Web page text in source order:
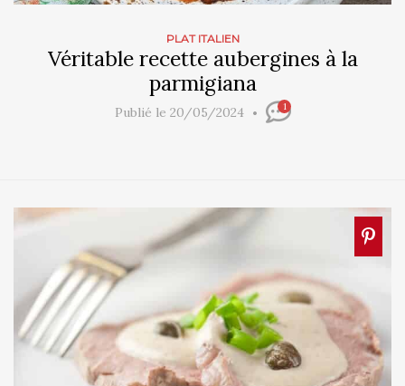
PLAT ITALIEN
Véritable recette aubergines à la
parmigiana
Publié le 20/05/2024 1